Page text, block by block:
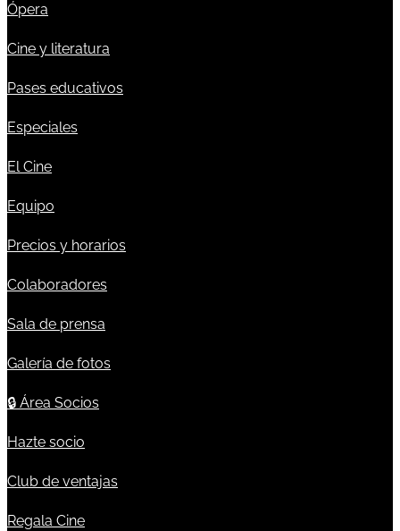
Ópera
Cine y literatura
Pases educativos
Especiales
El Cine
Equipo
Precios y horarios
Colaboradores
Sala de prensa
Galería de fotos
🔒 Área Socios
Hazte socio
Club de ventajas
Regala Cine